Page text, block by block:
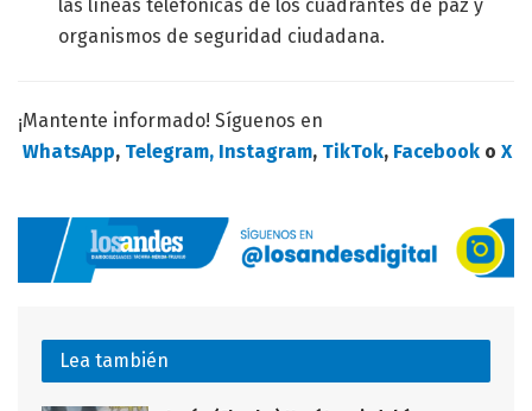
las líneas telefónicas de los cuadrantes de paz y
organismos de seguridad ciudadana.
¡Mantente informado! Síguenos en
WhatsApp, Telegram, Instagram, TikTok, Facebook o X
Lea también